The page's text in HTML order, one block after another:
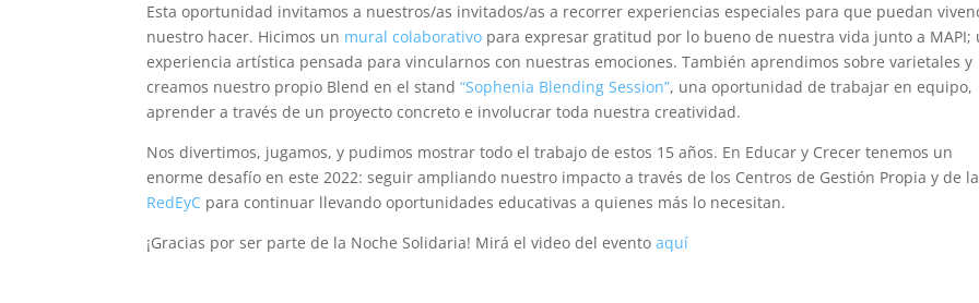
Esta oportunidad invitamos a nuestros/as invitados/as a recorrer experiencias especiales para que puedan
nuestro hacer. Hicimos un mural colaborativo para expresar gratitud por lo bueno de nuestra vida junto a MAPI;
experiencia artística pensada para vincularnos con nuestras emociones. También aprendimos sobre varietales y
creamos nuestro propio Blend en el stand“Sophenia Blending Session”, una oportunidad de trabajar en equipo,
aprender a través de un proyecto concreto e involucrar toda nuestra creatividad.
Nos divertimos, jugamos, y pudimos mostrar todo el trabajo de estos 15 años. En Educar y Crecer tenemos un
enorme desafío en este 2022: seguir ampliando nuestro impacto a través de los Centros de Gestión Propia y de la
RedEyC para continuar llevando oportunidades educativas a quienes más lo necesitan.
¡Gracias por ser parte de la Noche Solidaria! Mirá el video del eventoaquí